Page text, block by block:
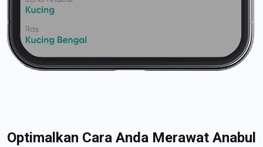
Optimalkan Cara Anda Merawat Anabul